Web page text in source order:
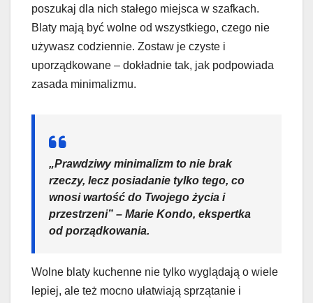
poszukaj dla nich stałego miejsca w szafkach.
Blaty mają być wolne od wszystkiego, czego nie
używasz codziennie. Zostaw je czyste i
uporządkowane – dokładnie tak, jak podpowiada
zasada minimalizmu.
„Prawdziwy minimalizm to nie brak
rzeczy, lecz posiadanie tylko tego, co
wnosi wartość do Twojego życia i
przestrzeni” – Marie Kondo, ekspertka
od porządkowania.
Wolne blaty kuchenne nie tylko wyglądają o wiele
lepiej, ale też mocno ułatwiają sprzątanie i